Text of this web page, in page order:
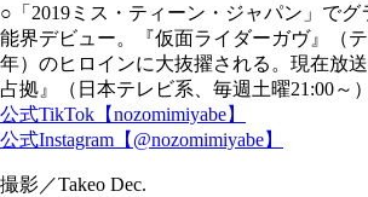
○「2019ミス・ティーン・ジャパン」で
能界デビュー。『仮面ライダーガヴ』（
年）のヒロインに大抜擢される。現在放
占拠』（日本テレビ系、毎週土曜21:00～
公式TikTok【nozomimiyabe】
公式Instagram【@nozomimiyabe】
撮影／Takeo Dec.